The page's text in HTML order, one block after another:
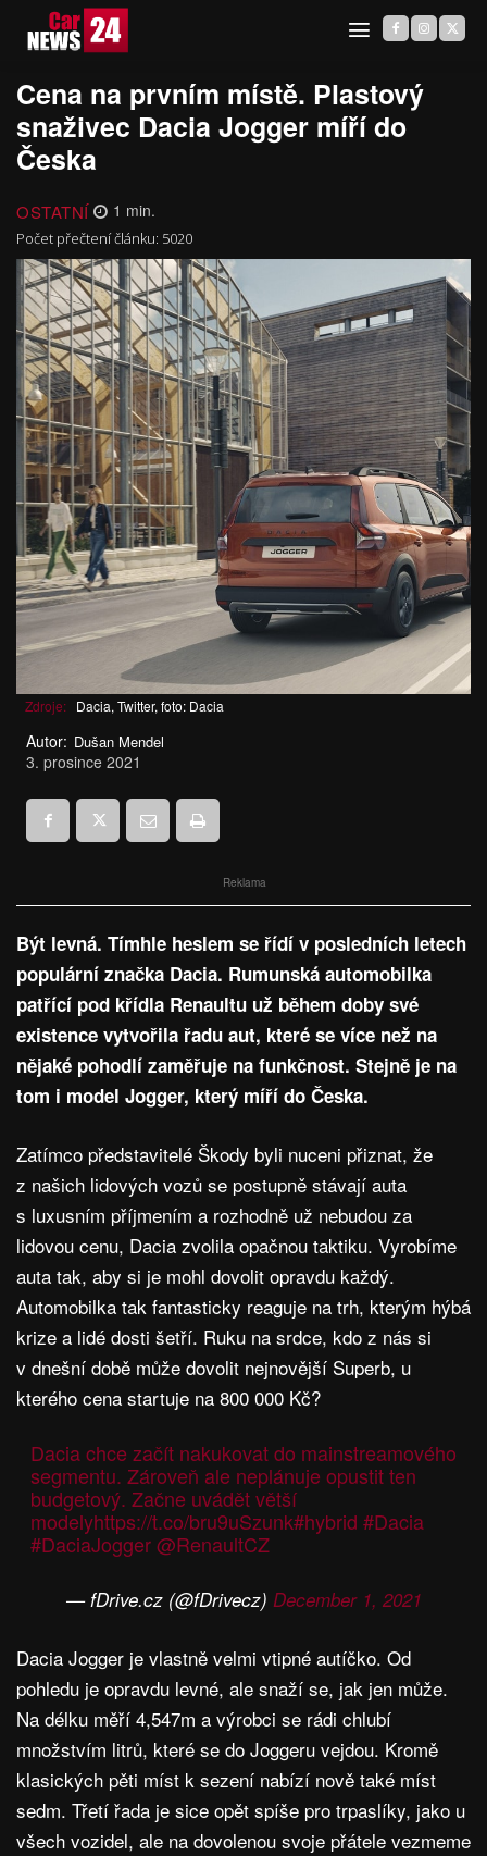
Cena na prvním místě. Plastový
snaživec Dacia Jogger míří do
Česka
OSTATNÍ 1 min.
Počet přečtení článku: 5020
Zdroje: Dacia, Twitter, foto: Dacia
Autor: Dušan Mendel
3. prosince 2021
Reklama
Být levná. Tímhle heslem se řídí v posledních letech
populární značka Dacia. Rumunská automobilka
patřící pod křídla Renaultu už během doby své
existence vytvořila řadu aut, které se více než na
nějaké pohodlí zaměřuje na funkčnost. Stejně je na
tom i model Jogger, který míří do Česka.
Zatímco představitelé Škody byli nuceni přiznat, že
z našich lidových vozů se postupně stávají auta
s luxusním příjmením a rozhodně už nebudou za
lidovou cenu, Dacia zvolila opačnou taktiku. Vyrobíme
auta tak, aby si je mohl dovolit opravdu každý.
Automobilka tak fantasticky reaguje na trh, kterým hýbá
krize a lidé dosti šetří. Ruku na srdce, kdo z nás si
v dnešní době může dovolit nejnovější Superb, u
kterého cena startuje na 800 000 Kč?
Dacia chce začít nakukovat do mainstreamového
segmentu. Zároveň ale neplánuje opustit ten
budgetový. Začne uvádět větší
modelyhttps://t.co/bru9uSzunk#hybrid #Dacia
#DaciaJogger @RenaultCZ
— fDrive.cz (@fDrivecz) December 1, 2021
Dacia Jogger je vlastně velmi vtipné autíčko. Od
pohledu je opravdu levné, ale snaží se, jak jen může.
Na délku měří 4,547m a výrobci se rádi chlubí
množstvím litrů, které se do Joggeru vejdou. Kromě
klasických pěti míst k sezení nabízí nově také míst
sedm. Třetí řada je sice opět spíše pro trpaslíky, jako u
všech vozidel, ale na dovolenou svoje přátele vezmeme